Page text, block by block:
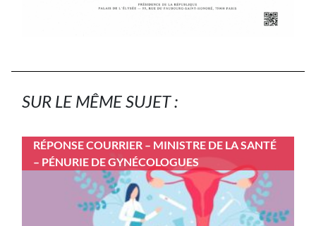
SUR LE MÊME SUJET :
RÉPONSE COURRIER – MINISTRE DE LA SANTÉ
– PÉNURIE DE GYNÉCOLOGUES